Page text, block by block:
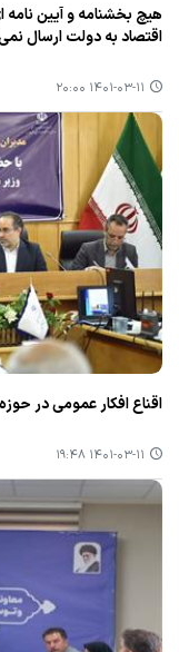
هیچ بخشنامه و آیین نامه
اقتصاد به دولت ارسال
۱۴۰۱-۰۳-۱۱ ۲۰:۰۰
اقناع افكار عمومی در
۱۴۰۱-۰۳-۱۱ ۱۹:۴۸